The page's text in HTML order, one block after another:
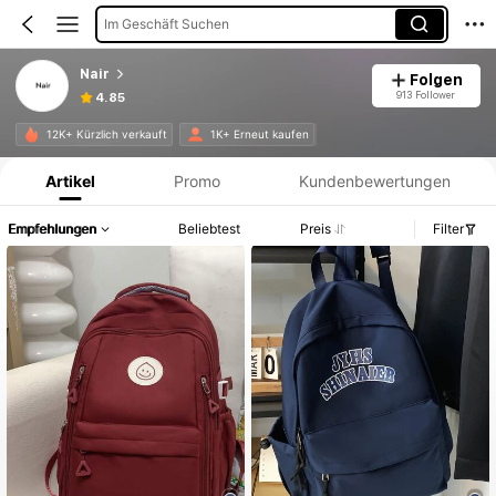
Im Geschäft Suchen
Nair
4.85
Folgen
913 Follower
12K+ Kürzlich verkauft 1K+ Erneut kaufen
Produktinformation: Preisangabe, Verkaufs- und Lagerbestandsdetails.
Artikel Promo Kundenbewertungen
Empfehlungen Beliebtest Preis Filter